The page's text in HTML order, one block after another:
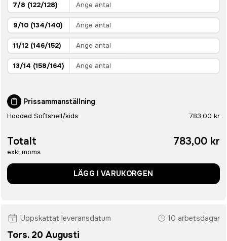
7/8 (122/128)
9/10 (134/140)
11/12 (146/152)
13/14 (158/164)
Prissammanställning
Hooded Softshell/kids 783,00 kr
Totalt
exkl moms
783,00 kr
LÄGG I VARUKORGEN
Uppskattat leveransdatum 10 arbetsdagar
Tors. 20 Augusti